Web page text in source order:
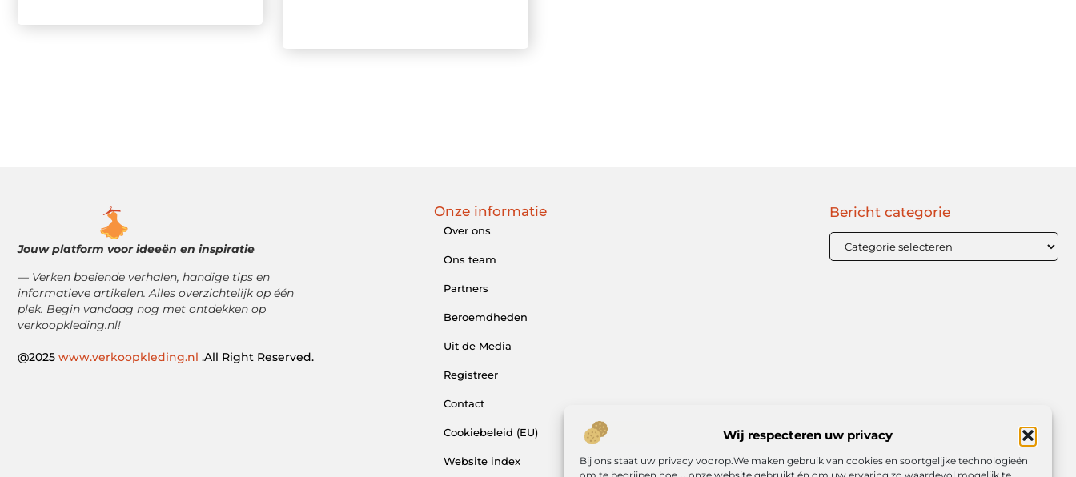
Wij respecteren uw privacy
Bij ons staat uw privacy voorop.We maken gebruik van cookies en soortgelijke technologieën
Jouw platform voor ideeën en inspiratie
— Verken boeiende verhalen, handige tips en
informatieve artikelen. Alles overzichtelijk op één
plek. Begin vandaag nog met ontdekken op
verkoopkleding.nl!
@2025 www.verkoopkleding.nl .All Right Reserved.
Onze informatie
Over ons
Ons team
Partners
Beroemdheden
Uit de Media
Registreer
Contact
Cookiebeleid (EU)
Website index
Bericht categorie